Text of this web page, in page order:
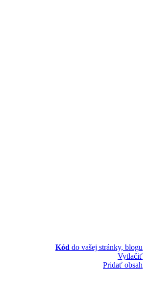
Kód do vašej stránky, blogu
Vytlačiť
Pridať obsah